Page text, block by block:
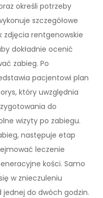
określi potrzeby
szczegółowe
zdjęcia rentgenowskie
dokładnie ocenić
zabieg. Po
pacjentowi plan
który uwzględnia
do
wizyty po zabiegu.
następuje etap
leczenie
kości. Samo
w znieczuleniu
do dwóch godzin.